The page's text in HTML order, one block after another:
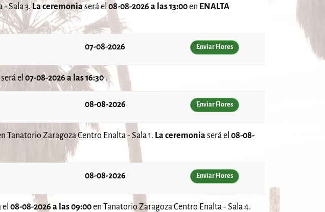
- Sala 3. La ceremoniaserá el 08-08-2026 a las 13:00en ENALTA
07-08-2026 Enviar Flores
será el 07-08-2026 a las 16:30.
08-08-2026 Enviar Flores
Tanatorio Zaragoza Centro Enalta - Sala 1. La ceremoniaserá el 08-08-
08-08-2026 Enviar Flores
08-08-2026 a las 09:00en Tanatorio Zaragoza Centro Enalta - Sala 4.